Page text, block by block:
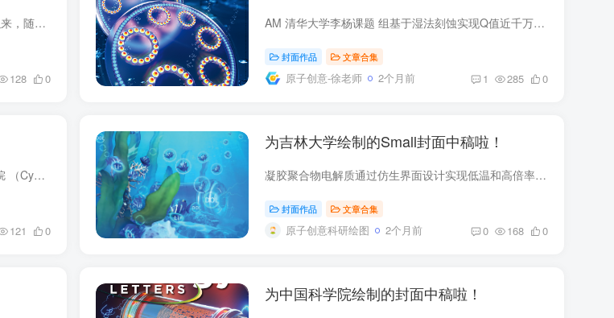
2D 材料的挑战和机遇 自 2004 年发现石墨烯以来，随着其他材料家族的发现，二维 （2D） 材料领域得到了极大的扩展。这些系列包括 MXenes、过渡金属硫化物 （TMD）、2D 金属有机框架 （MOF） 和...
128 0
AM 清华大学李杨课题 组基于湿法刻蚀实现Q值近千万的 妮酸鲤微环腔的高效制备 团队开发了一种用于薄膜铌酸锂（TFLN）的湿法蚀刻方法，成功制造了内在品质因数超过900万的微环。这种方法具有高通...
封面作品 文章合集
原子创意-徐老师 2个月前 1 285 0
使用 MOF 分子筛从环己烷中去除痕量苯 环己烷 （Cy） 通常由苯 （Bz） 的催化加氢产生，大量用作尼龙聚合物的溶剂或原料。由于 Cy 产物的分子结构和物理性质相似，因此从中去除痕量未反应的 Bz ...
121 0
为吉林大学绘制的Small封面中稿啦！
凝胶聚合物电解质通过仿生界面设计实现低温和高倍率锂离子电池 受水生植物的启发，采用原位凝胶聚合物电解质设计了 3D 脱溶剂界面，增强了锂的脱溶剂化，并提高了锂离子电池的快速充电和低温性...
封面作品 文章合集
原子创意科研绘图 2个月前 0 168 0
为中国科学院绘制的封面中稿啦！